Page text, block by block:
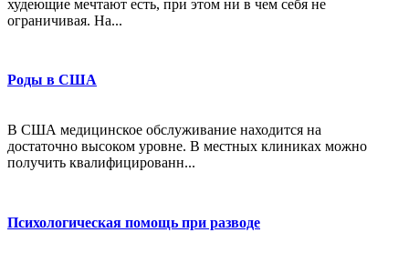
худеющие мечтают есть, при этом ни в чем себя не
ограничивая. На...
Роды в США
В США медицинское обслуживание находится на
достаточно высоком уровне. В местных клиниках можно
получить квалифицированн...
Психологическая помощь при разводе